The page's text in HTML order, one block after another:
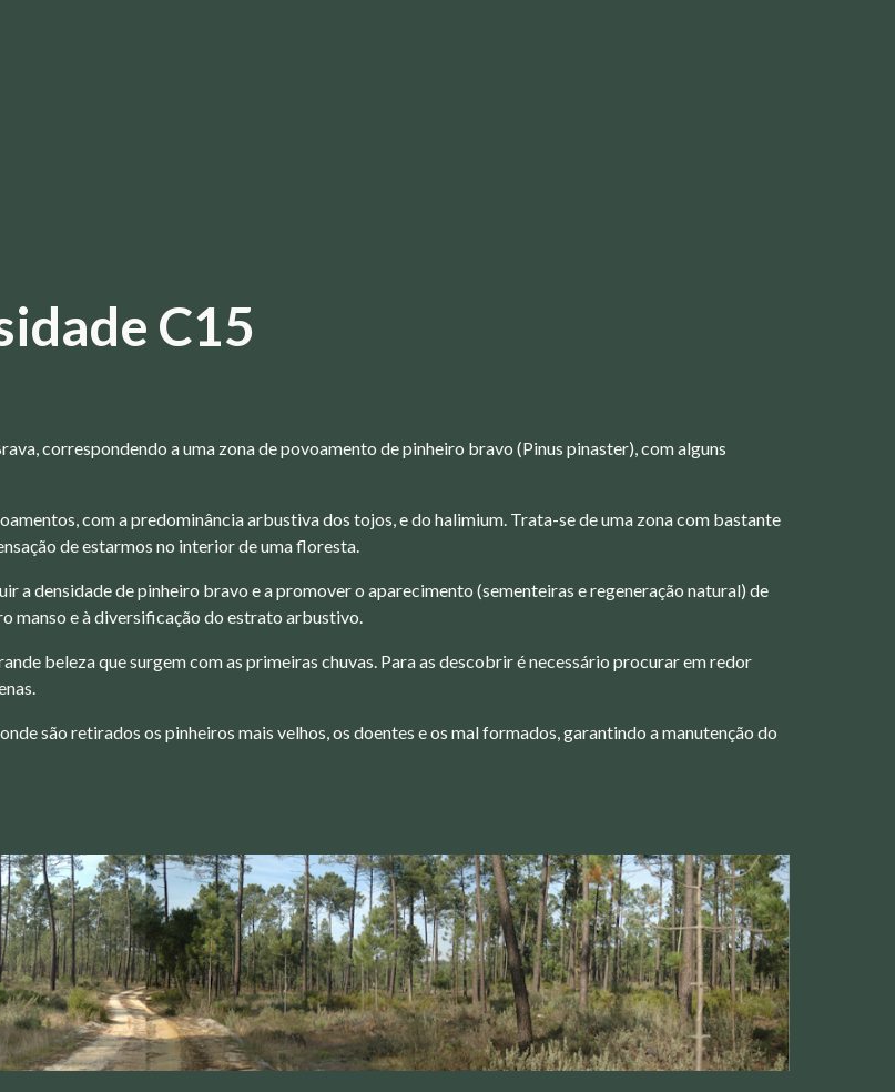
C15
correspondendo a uma zona de povoamento de pinheiro bravo (Pinus pinaster), com alguns
com a predominância arbustiva dos tojos, e do halimium. Trata-se de uma zona com bastante
de estarmos no interior de uma floresta.
a densidade de pinheiro bravo e a promover o aparecimento (sementeiras e regeneração natural) de
manso e à diversificação do estrato arbustivo.
beleza que surgem com as primeiras chuvas. Para as descobrir é necessário procurar em redor
são retirados os pinheiros mais velhos, os doentes e os mal formados, garantindo a manutenção do